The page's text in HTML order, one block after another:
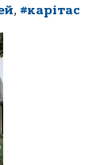
, #карітас